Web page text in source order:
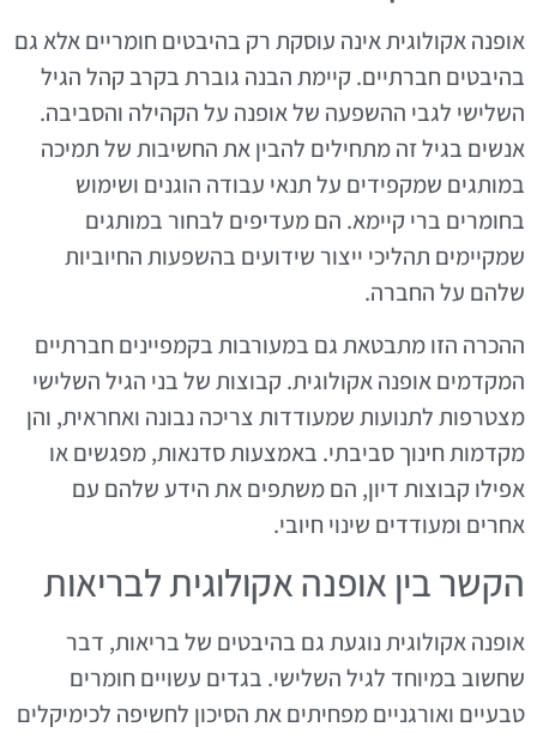
אופנה אקולוגית אינה עוסקת רק בהיבטים חומריים אלא גם
בהיבטים חברתיים. קיימת הבנה גוברת בקרב קהל הגיל
השלישי לגבי ההשפעה של אופנה על הקהילה והסביבה.
אנשים בגיל זה מתחילים להבין את החשיבות של תמיכה
במותגים שמקפידים על תנאי עבודה הוגנים ושימוש
בחומרים ברי קיימא. הם מעדיפים לבחור במותגים
שמקיימים תהליכי ייצור שידועים בהשפעות החיוביות
שלהם על החברה.
ההכרה הזו מתבטאת גם במעורבות בקמפיינים חברתיים
המקדמים אופנה אקולוגית. קבוצות של בני הגיל השלישי
מצטרפות לתנועות שמעודדות צריכה נבונה ואחראית, והן
מקדמות חינוך סביבתי. באמצעות סדנאות, מפגשים או
אפילו קבוצות דיון, הם משתפים את הידע שלהם עם
אחרים ומעודדים שינוי חיובי.
הקשר בין אופנה אקולוגית לבריאות
אופנה אקולוגית נוגעת גם בהיבטים של בריאות, דבר
שחשוב במיוחד לגיל השלישי. בגדים עשויים חומרים
טבעיים ואורגניים מפחיתים את הסיכון לחשיפה לכימיקלים